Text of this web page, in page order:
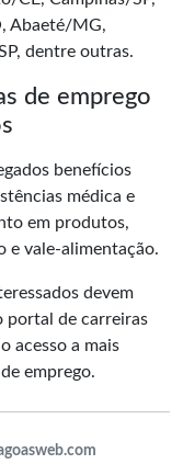
Abaeté/MG,
dentre outras.
de emprego
benefícios
médica e
em produtos,
e vale-alimentação.
devem
portal de carreiras
acesso a mais
emprego.